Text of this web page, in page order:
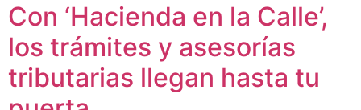
Con ‘Hacienda en la Calle’,
los trámites y asesorías
tributarias llegan hasta tu